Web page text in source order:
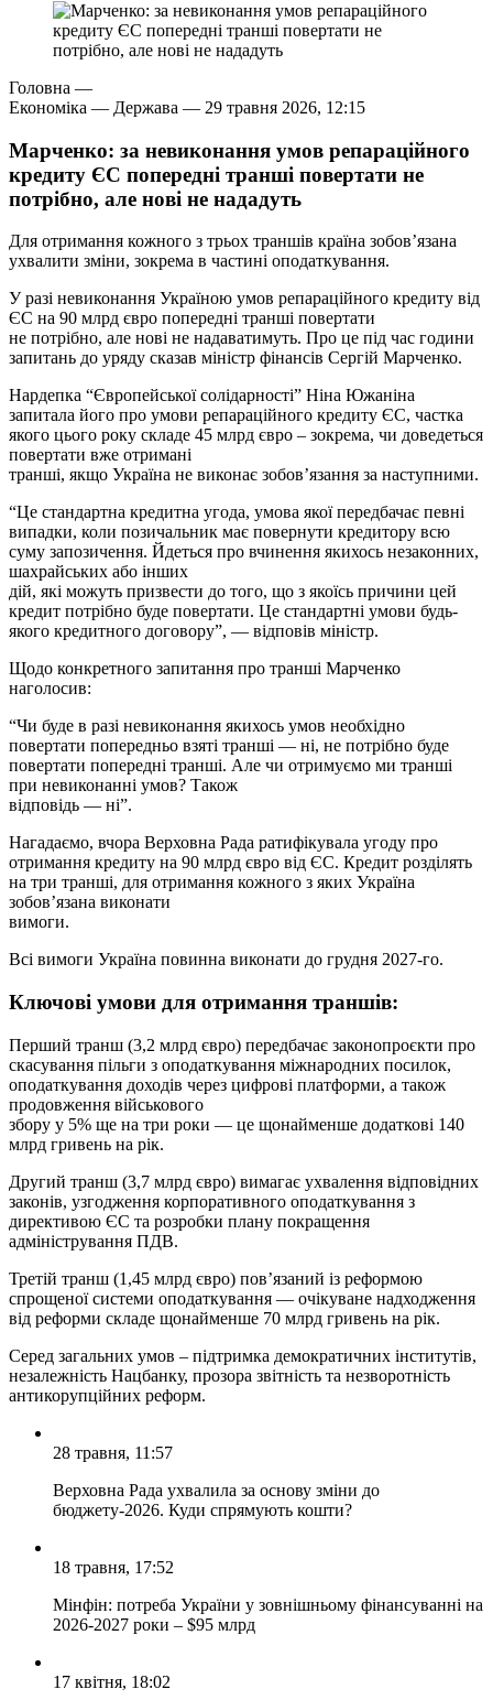
Головна —
Економіка — Держава — 29 травня 2026, 12:15
Марченко: за невиконання умов репараційного
кредиту ЄС попередні транші повертати не
потрібно, але нові не нададуть
Для отримання кожного з трьох траншів країна зобов’язана
ухвалити зміни, зокрема в частині оподаткування.
У разі невиконання Україною умов репараційного кредиту від
ЄС на 90 млрд євро попередні транші повертати
не потрібно, але нові не надаватимуть. Про це під час години
запитань до уряду сказав міністр фінансів Сергій Марченко.
Нардепка “Європейської солідарності” Ніна Южаніна
запитала його про умови репараційного кредиту ЄС, частка
якого цього року складе 45 млрд євро – зокрема, чи доведеться
повертати вже отримані
транші, якщо Україна не виконає зобов’язання за наступними.
“Це стандартна кредитна угода, умова якої передбачає певні
випадки, коли позичальник має повернути кредитору всю
суму запозичення. Йдеться про вчинення якихось незаконних,
шахрайських або інших
дій, які можуть призвести до того, що з якоїсь причини цей
кредит потрібно буде повертати. Це стандартні умови будь-
якого кредитного договору”, — відповів міністр.
Щодо конкретного запитання про транші Марченко
наголосив:
“Чи буде в разі невиконання якихось умов необхідно
повертати попередньо взяті транші — ні, не потрібно буде
повертати попередні транші. Але чи отримуємо ми транші
при невиконанні умов? Також
відповідь — ні”.
Нагадаємо, вчора Верховна Рада ратифікувала угоду про
отримання кредиту на 90 млрд євро від ЄС. Кредит розділять
на три транші, для отримання кожного з яких Україна
зобов’язана виконати
вимоги.
Всі вимоги Україна повинна виконати до грудня 2027-го.
Ключові умови для отримання траншів:
Перший транш (3,2 млрд євро) передбачає законопроєкти про
скасування пільги з оподаткування міжнародних посилок,
оподаткування доходів через цифрові платформи, а також
продовження військового
збору у 5% ще на три роки — це щонайменше додаткові 140
млрд гривень на рік.
Другий транш (3,7 млрд євро) вимагає ухвалення відповідних
законів, узгодження корпоративного оподаткування з
директивою ЄС та розробки плану покращення
адміністрування ПДВ.
Третій транш (1,45 млрд євро) пов’язаний із реформою
спрощеної системи оподаткування — очікуване надходження
від реформи складе щонайменше 70 млрд гривень на рік.
Серед загальних умов – підтримка демократичних інститутів,
незалежність Нацбанку, прозора звітність та незворотність
антикорупційних реформ.
28 травня, 11:57
Верховна Рада ухвалила за основу зміни до
бюджету-2026. Куди спрямують кошти?
18 травня, 17:52
Мінфін: потреба України у зовнішньому фінансуванні на
2026-2027 роки – $95 млрд
17 квітня, 18:02